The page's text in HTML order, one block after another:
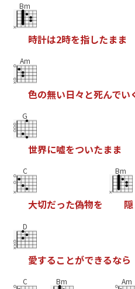
Bm
時計は2時を指したまま
Am
色の無い日々 と死んでい
G
世界に嘘をついたまま
C
大切だった偽物を
Bm
隠
D
愛するこ とができるなら
C Bm Am